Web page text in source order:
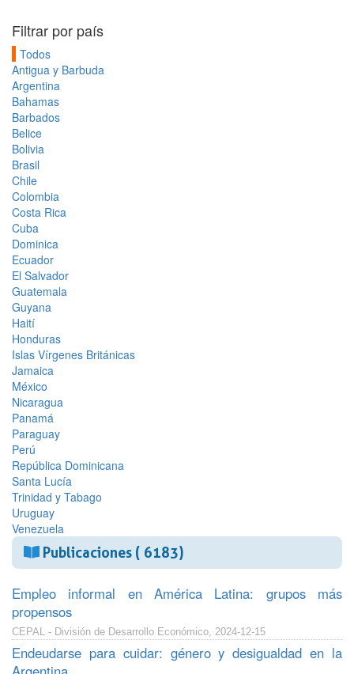
Filtrar por país
Todos
Antigua y Barbuda
Argentina
Bahamas
Barbados
Belice
Bolivia
Brasil
Chile
Colombia
Costa Rica
Cuba
Dominica
Ecuador
El Salvador
Guatemala
Guyana
Haití
Honduras
Islas Vírgenes Británicas
Jamaica
México
Nicaragua
Panamá
Paraguay
Perú
República Dominicana
Santa Lucía
Trinidad y Tabago
Uruguay
Venezuela
Publicaciones ( 6183)
Empleo informal en América Latina: grupos más
propensos
CEPAL - División de Desarrollo Económico, 2024-12-15
Endeudarse para cuidar: género y desigualdad en la